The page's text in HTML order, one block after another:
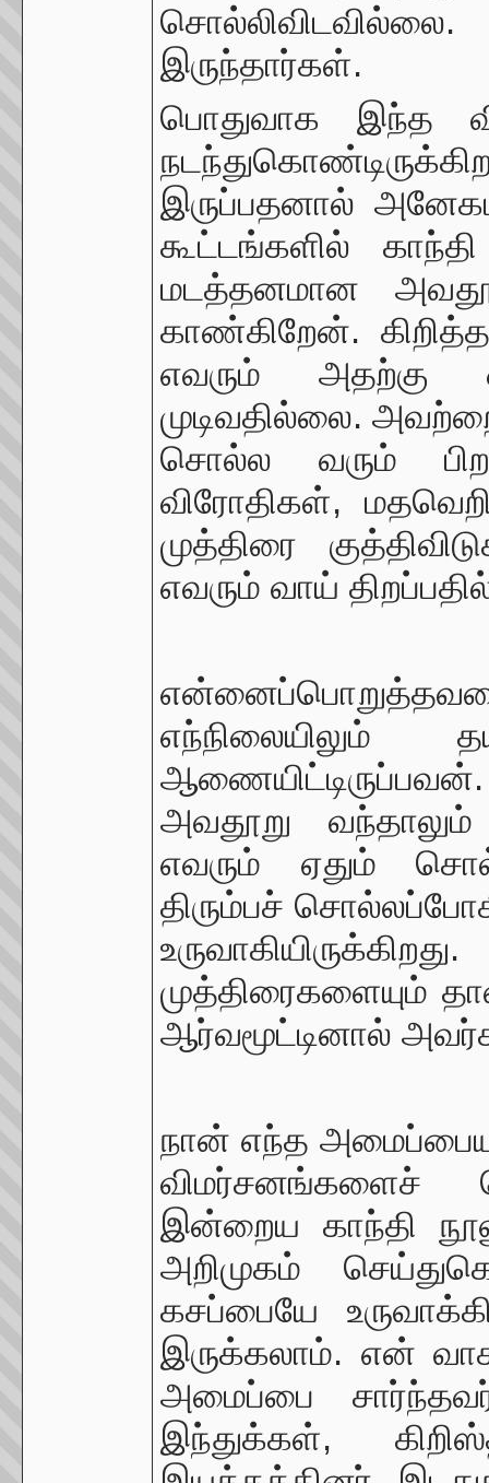
இருந்தார்கள்.
பொதுவாக இந்த
இருப்பதனால்
கூட்டங்களில்
மடத்தனமான
காண்கிறேன்.
எவரும் அதற்கு
முடிவதில்லை.
சொல்ல வரும்
விரோதிகள்,
முத்திரை
எவரும் வாய்
அவதூறு
எவரும் ஏதும்
திரும்பச்
முத்திரைகளையும்
ஆர்வமூட்டினால்
நான் எந்த
விமர்சனங்களைச்
இன்றைய காந்தி
அறிமுகம்
கசப்பையே
இருக்கலாம். என்
அமைப்பை
இந்துக்கள்,